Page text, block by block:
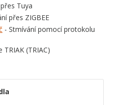
Tuya
přes ZIGBEE
- Stmívání pomocí protokolu
(TRIAC)